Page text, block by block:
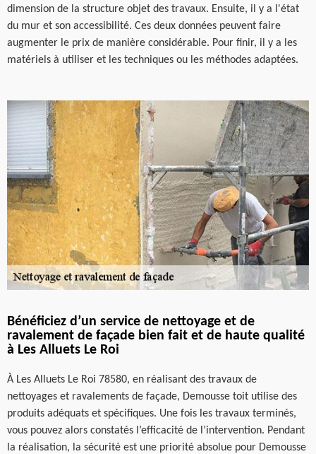
dimension de la structure objet des travaux. Ensuite, il y a l'état
du mur et son accessibilité. Ces deux données peuvent faire
augmenter le prix de manière considérable. Pour finir, il y a les
matériels à utiliser et les techniques ou les méthodes adaptées.
Bénéficiez d’un service de nettoyage et de
ravalement de façade bien fait et de haute qualité
à Les Alluets Le Roi
À Les Alluets Le Roi 78580, en réalisant des travaux de
nettoyages et ravalements de façade, Demousse toit utilise des
produits adéquats et spécifiques. Une fois les travaux terminés,
vous pouvez alors constatés l’efficacité de l’intervention. Pendant
la réalisation, la sécurité est une priorité absolue pour Demousse